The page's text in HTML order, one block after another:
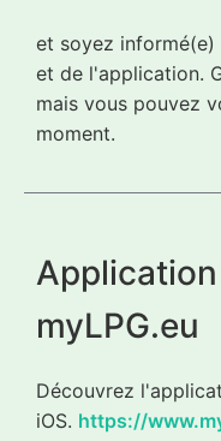
et soyez informé(e)
et de l'application.
mais vous pouvez
moment.
myLPG.eu
Découvrez
iOS. https://